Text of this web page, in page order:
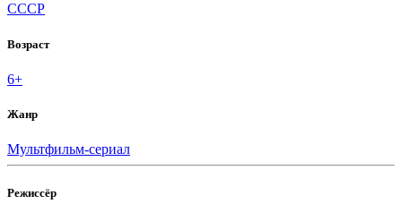
СССР
Возраст
6+
Жанр
Мультфильм-сериал
Режиссёр